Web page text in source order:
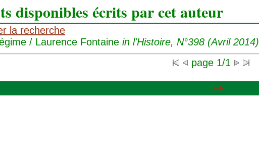
disponibles écrits par cet auteur
la recherche
/ Laurence Fontaine in l'Histoire, N°398 (Avril 2014)
page 1/1
pmb